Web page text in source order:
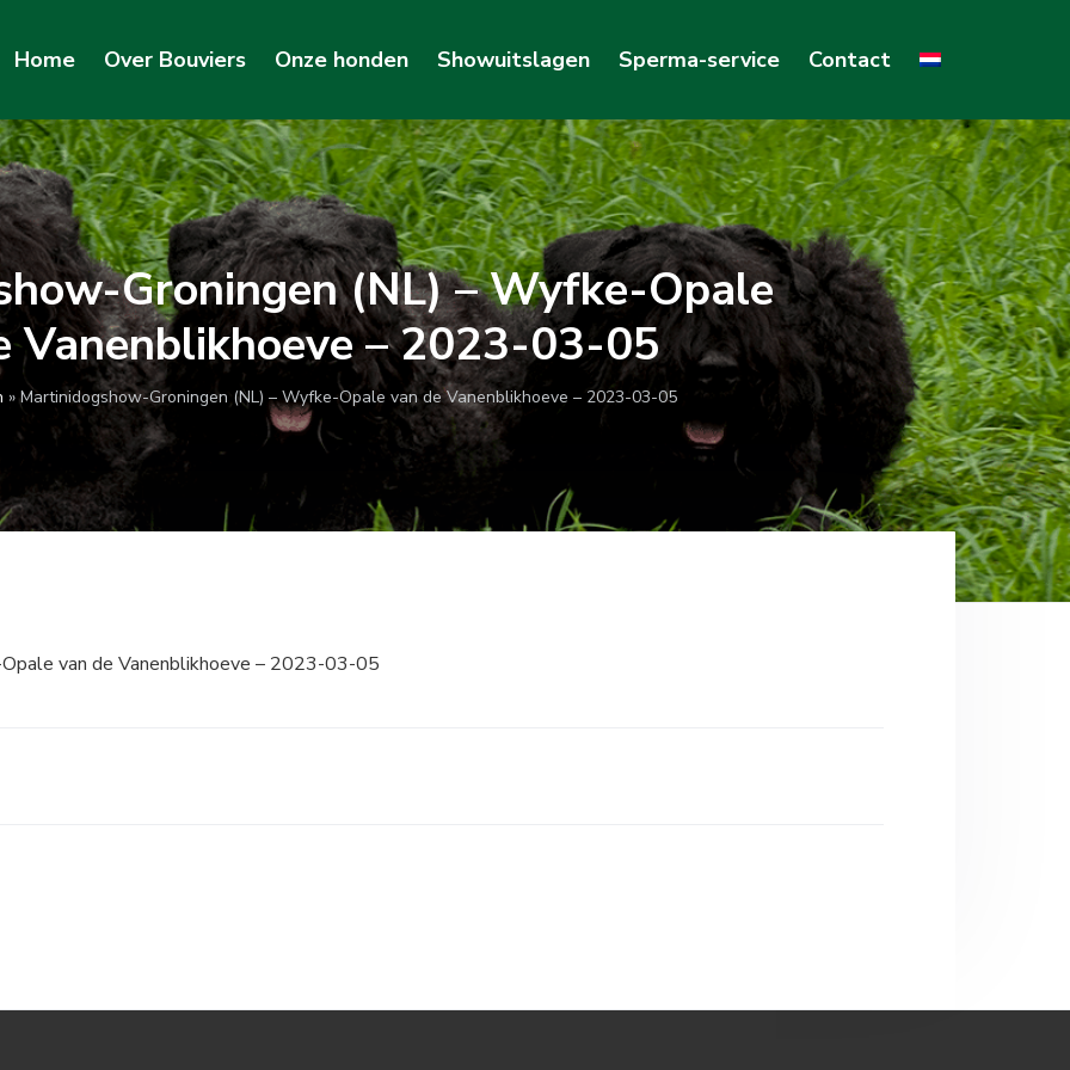
Home Over Bouviers Onze honden Showuitslagen Sperma-service Contact
Groningen (NL) – Wyfke-Opale
Vanenblikhoeve – 2023-03-05
»Martinidogshow-Groningen (NL) – Wyfke-Opale van de Vanenblikhoeve – 2023-03-05
van de Vanenblikhoeve – 2023-03-05